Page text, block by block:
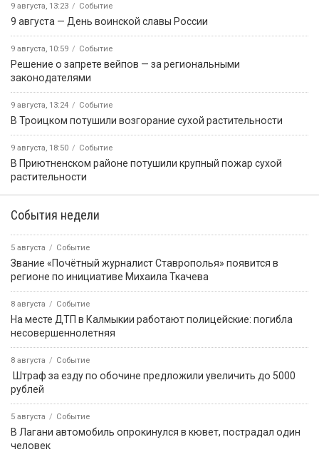
9 августа, 13:23 Событие
9 августа — День воинской славы России
9 августа, 10:59 Событие
Решение о запрете вейпов — за региональными
законодателями
9 августа, 13:24 Событие
В Троицком потушили возгорание сухой растительности
9 августа, 18:50 Событие
В Приютненском районе потушили крупный пожар сухой
растительности
События недели
5 августа Событие
Звание «Почётный журналист Ставрополья» появится в
регионе по инициативе Михаила Ткачева
8 августа Событие
На месте ДТП в Калмыкии работают полицейские: погибла
несовершеннолетняя
8 августа Событие
️ Штраф за езду по обочине предложили увеличить до 5000
рублей
5 августа Событие
В Лагани автомобиль опрокинулся в кювет, пострадал один
человек